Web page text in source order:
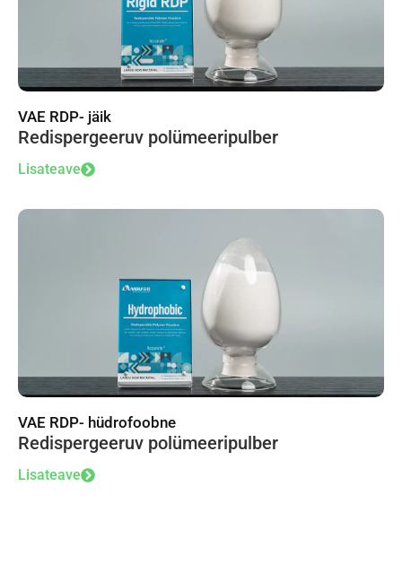
VAE RDP- jäik
Redispergeeruv polümeeripulber
Lisateave
VAE RDP- hüdrofoobne
Redispergeeruv polümeeripulber
Lisateave